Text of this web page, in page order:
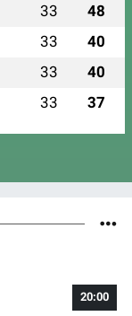
33 48
33 40
33 40
33 37
20:00